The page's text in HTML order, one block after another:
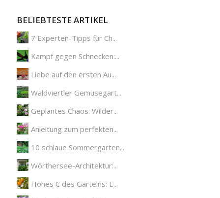
BELIEBTESTE ARTIKEL
7 Experten-Tipps für Ch...
Kampf gegen Schnecken:...
Liebe auf den ersten Au...
Waldviertler Gemüsegart...
Geplantes Chaos: Wilder...
Anleitung zum perfekten...
10 schlaue Sommergarten...
Wörthersee-Architektur:...
Hohes C des Gartelns: E...